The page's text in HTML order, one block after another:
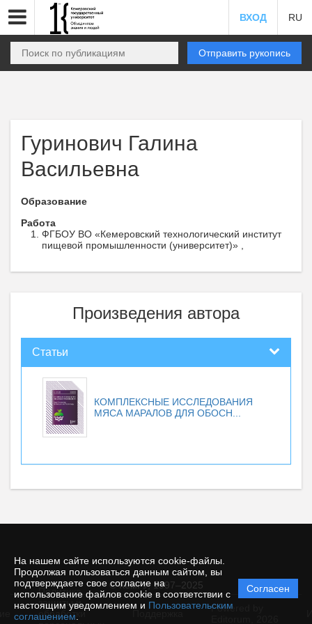
На нашем сайте используются cookie-файлы.
Продолжая пользоваться данным сайтом, вы
подтверждаете свое согласие на
использование файлов cookie в соответствии с
настоящим уведомлением и Пользовательским
соглашением
Согласен
ВХОД RU
Отправить рукопись
Гуринович Галина
Васильевна
Образование
Работа
ФГБОУ ВО «Кемеровский технологический институт
пищевой промышленности (университет)» ,
Произведения автора
Статьи
КОМПЛЕКСНЫЕ ИССЛЕДОВАНИЯ
МЯСА МАРАЛОВ ДЛЯ ОБОСН...
© КемГУ, 1997–2025
Политика
защиты и
обработки
Powered by